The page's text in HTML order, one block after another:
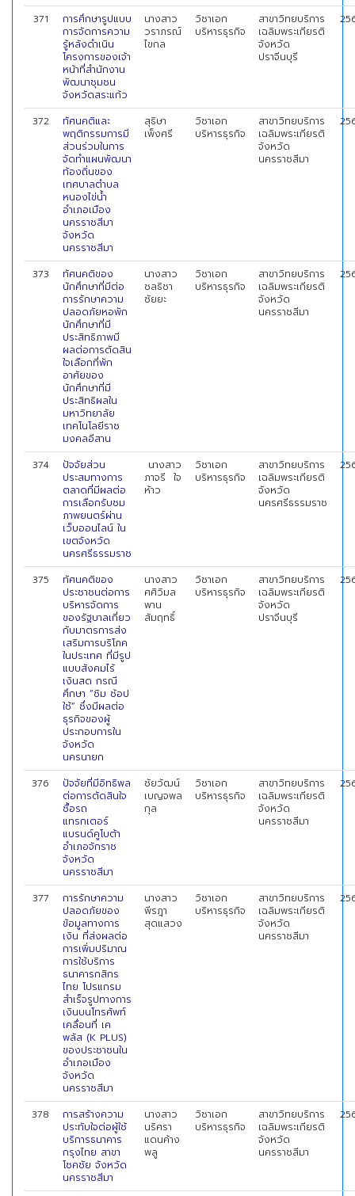
371
การศึกษารูปแบบ
การจัดการความ
รู้หลังดำเนิน
โครงการของเจ้า
หน้าที่สำนักงาน
พัฒนาชุมชน
จังหวัดสระแก้ว
นางสาว
วราภรณ์
ไขกล
วิชาเอก
บริหารธุรกิจ
สาขาวิทยบริการ
เฉลิมพระเกียรติ
จังหวัด
ปราจีนบุรี
372
ทัศนคติและ
พฤติกรรมการมี
ส่วนร่วมในการ
จัดทำแผนพัฒนา
ท้องถิ่นของ
เทศบาลตำบล
หนองไข่น้ำ
อำเภอเมือง
นครราชสีมา
จังหวัด
นครราชสีมา
สุธิษา
เพ็งศรี
วิชาเอก
บริหารธุรกิจ
สาขาวิทยบริการ
เฉลิมพระเกียรติ
จังหวัด
นครราชสีมา
373
ทัศนคติของ
นักศึกษาที่มีต่อ
การรักษาความ
ปลอดภัยหอพัก
นักศึกษาที่มี
ประสิทธิภาพมี
ผลต่อการตัดสิน
ใจเลือกที่พัก
อาศัยของ
นักศึกษาที่มี
ประสิทธิผลใน
มหาวิทยาลัย
เทคโนโลยีราช
มงคลอีสาน
นางสาว
ชลธิชา
ชัยยะ
วิชาเอก
บริหารธุรกิจ
สาขาวิทยบริการ
เฉลิมพระเกียรติ
จังหวัด
นครราชสีมา
374
ปัจจัยส่วน
ประสมทางการ
ตลาดที่มีผลต่อ
การเลือกรับชม
ภาพยนตร์ผ่าน
เว็บออนไลน์ ใน
เขตจังหวัด
นครศรีธรรมราช
นางสาว
ภาจรี ใจ
ห้าว
วิชาเอก
บริหารธุรกิจ
สาขาวิทยบริการ
เฉลิมพระเกียรติ
จังหวัด
นครศรีธรรมราช
375
ทัศนคติของ
ประชาชนต่อการ
บริหารจัดการ
ของรัฐบาลเกี่ยว
กับมาตรการส่ง
เสริมการบริโภค
ในประเทศ ที่มีรูป
แบบสังคมไร้
เงินสด กรณี
ศึกษา “ชิม ช้อป
ใช้” ซึ่งมีผลต่อ
ธุรกิจของผู้
ประกอบการใน
จังหวัด
นครนายก
นางสาว
ศศิวิมล
พาน
สัมฤทธิ์
วิชาเอก
บริหารธุรกิจ
สาขาวิทยบริการ
เฉลิมพระเกียรติ
จังหวัด
ปราจีนบุรี
376
ปัจจัยที่มีอิทธิพล
ต่อการตัดสินใจ
ซื้อรถ
แทรกเตอร์
แบรนด์คูโบต้า
อำเภอจักราช
จังหวัด
นครราชสีมา
ชัยวัฒน์
เบญจพล
กุล
วิชาเอก
บริหารธุรกิจ
สาขาวิทยบริการ
เฉลิมพระเกียรติ
จังหวัด
นครราชสีมา
377
การรักษาความ
ปลอดภัยของ
ข้อมูลทางการ
เงิน ที่ส่งผลต่อ
การเพิ่มปริมาณ
การใช้บริการ
ธนาคารกสิกร
ไทย โปรแกรม
สำเร็จรูปทางการ
เงินบนโทรศัพท์
เคลื่อนที่ เค
พลัส (K PLUS)
ของประชาชนใน
อำเภอเมือง
จังหวัด
นครราชสีมา
นางสาว
พีรฎา
สุดแสวง
วิชาเอก
บริหารธุรกิจ
สาขาวิทยบริการ
เฉลิมพระเกียรติ
จังหวัด
นครราชสีมา
378
การสร้างความ
ประทับใจต่อผู้ใช้
บริการธนาคาร
กรุงไทย สาขา
โชคชัย จังหวัด
นครราชสีมา
นางสาว
นริศรา
แดนค้าง
พลู
วิชาเอก
บริหารธุรกิจ
สาขาวิทยบริการ
เฉลิมพระเกียรติ
จังหวัด
นครราชสีมา